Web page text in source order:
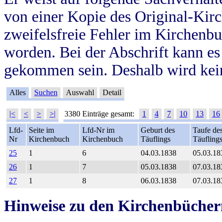
von einer Kopie des Original-
zweifelsfreie Fehler im
worden. Bei der Abschrift kann
gekommen sein. Deshalb wird
Alles Suchen Auswahl Detail
|< < > >| 3380 Einträge gesamt: 1 4 7 10 13
16
Lfd-
Nr
Seite im
Kirchenbuch
Lfd-Nr im
Kirchenbuch
Geburt des
Täuflings
Taufe
Täuflings
25
1 6 04.03.1838
26
1 7 05.03.1838
27
1 8 06.03.1838
Hinweise zu den